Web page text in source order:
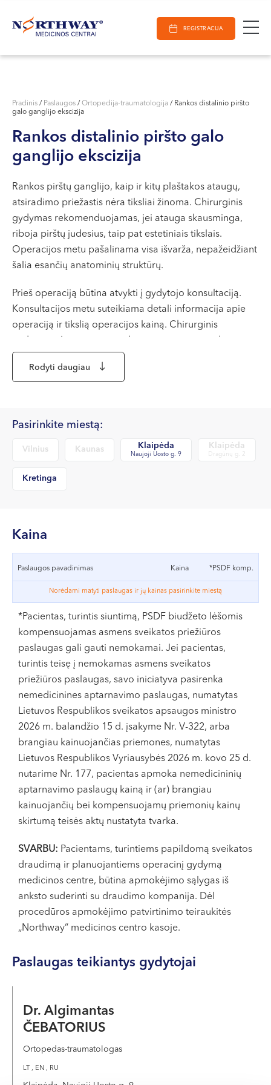
Darbo laikas
Darbo laikas:
I-V 07:30 - 20:30
VI 09:00 - 15:00
Kaunas
Miško g. 25A
Darbo laikas:
I-V 08:00 - 20:00
VI 09:00 - 15:00
Klaipėda
Dragūnų g. 2
Darbo laikas:
VI, VII --
I-V 08:00 - 20:00
VI 09:00 - 15:00
Kretinga
I-V 08:00 - 20:00
VI, VII --
Paieška REGISTRACIJA
E-Registracija
Pradinis / Paslaugos / Ortopedija-traumatologija / Rankos distalinio piršto
galo ganglijo ekscizija
Rankos distalinio piršto galo
ganglijo ekscizija
Rankos pirštų ganglijo, kaip ir kitų plaštakos ataugų,
atsiradimo priežastis nėra tiksliai žinoma. Chirurginis
gydymas rekomenduojamas, jei atauga skausminga,
riboja pirštų judesius, taip pat estetiniais tikslais.
Operacijos metu pašalinama visa išvarža, nepažeidžiant
šalia esančių anatominių struktūrų.
Prieš operaciją būtina atvykti į gydytojo konsultaciją.
Konsultacijos metu suteikiama detali informacija apie
operaciją ir tikslią operacijos kainą. Chirurginis
laiku.
Rodyti daugiau
Pasirinkite miestą:
Vilnius Kaunas Klaipėda
Naujoji Uosto g. 9
Klaipėda
Dragūnų g. 2
Kretinga
Kaina
Paslaugos pavadinimas Kaina *PSDF komp.
Norėdami matyti paslaugas ir jų kainas pasirinkite miestą
*Pacientas, turintis siuntimą, PSDF biudžeto lėšomis
kompensuojamas asmens sveikatos priežiūros
paslaugas gali gauti nemokamai. Jei pacientas,
turintis teisę į nemokamas asmens sveikatos
priežiūros paslaugas, savo iniciatyva pasirenka
nemedicinines aptarnavimo paslaugas, numatytas
Lietuvos Respublikos sveikatos apsaugos ministro
2026 m. balandžio 15 d. įsakyme Nr. V-322, arba
brangiau kainuojančias priemones, numatytas
Lietuvos Respublikos Vyriausybės 2026 m. kovo 25 d.
nutarime Nr. 177, pacientas apmoka nemedicininių
aptarnavimo paslaugų kainą ir (ar) brangiau
kainuojančių bei kompensuojamų priemonių kainų
skirtumą teisės aktų nustatyta tvarka.
SVARBU: Pacientams, turintiems papildomą sveikatos
draudimą ir planuojantiems operacinį gydymą
medicinos centre, būtina apmokėjimo sąlygas iš
anksto suderinti su draudimo kompanija. Dėl
procedūros apmokėjimo patvirtinimo teiraukitės
„Northway“ medicinos centro kasoje.
Paslaugas teikiantys gydytojai
Dr. Algimantas
ČEBATORIUS
Ortopedas-traumatologas
LT , EN , RU